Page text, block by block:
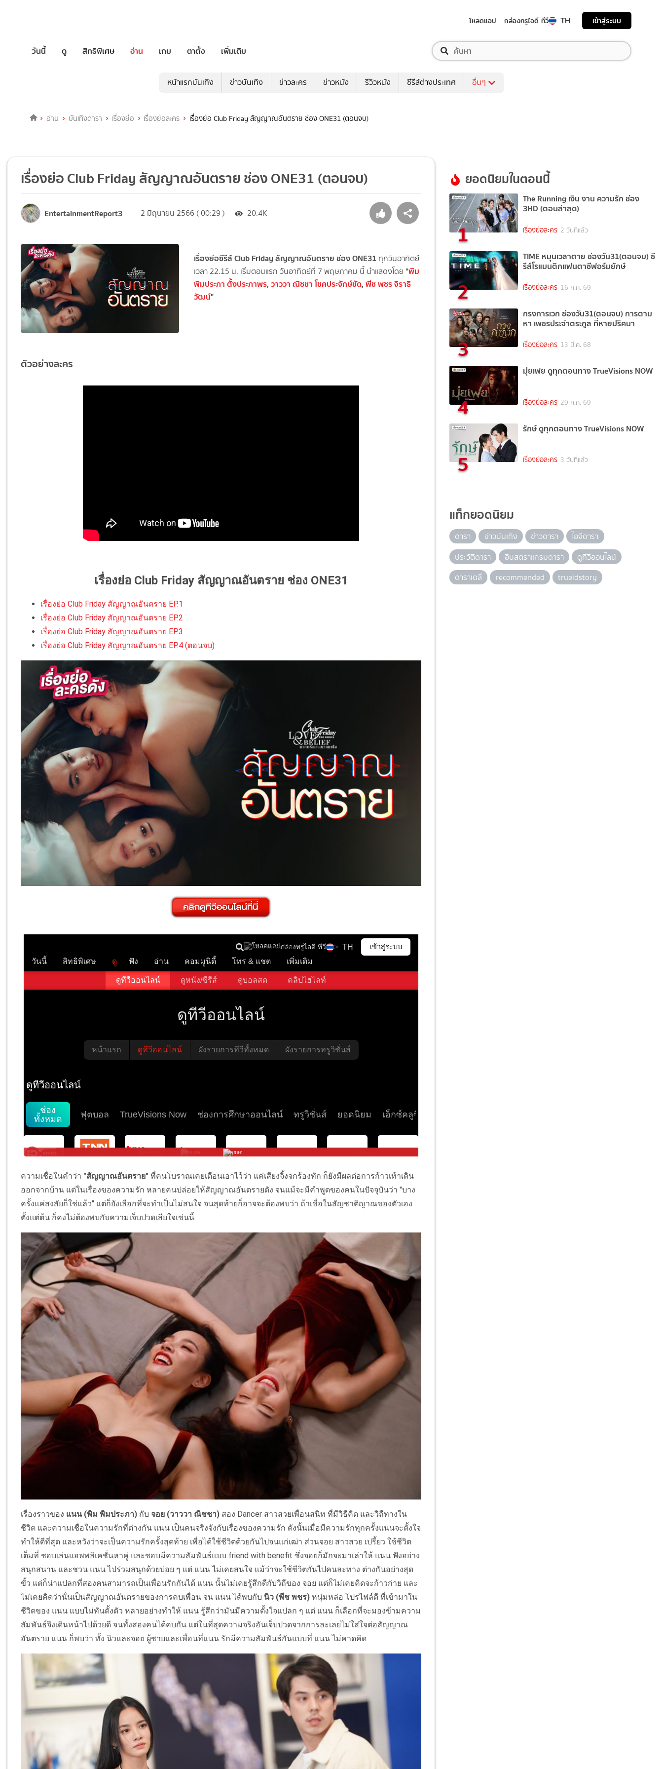
โหลดแอป กล่องทรูไอดี ทีวี TH เข้าสู่ระบบ
วันนี้ ดู สิทธิพิเศษ อ่าน เกม ตาตั้ง เพิ่มเติม
หน้าแรกบันเทิง ข่าวบันเทิง ข่าวละคร ข่าวหนัง รีวิวหนัง ซีรีส์ต่างประเทศ อื่นๆ
อ่าน บันเทิงดารา เรื่องย่อ เรื่องย่อละคร เรื่องย่อ Club Friday สัญญาณอันตราย ช่อง ONE31 (ตอนจบ)
เรื่องย่อ Club Friday สัญญาณอันตราย ช่อง ONE31 (ตอนจบ)
EntertainmentReport3 2 มิถุนายน 2566 ( 00:29 ) 20.4K
เรื่องย่อซีรีส์ Club Friday สัญญาณอันตราย ช่อง ONE31 ทุกวันอาทิตย์
เวลา 22.15 น. เริ่มตอนแรก วันอาทิตย์ที่ 7 พฤษภาคม นี้ นำแสดงโดย "พิม
พิมประภา ตั้งประภาพร,วาววา ณิชชา โชคประจักษ์ชัด,พีช พชร จิราธิ
วัฒน์"
ตัวอย่างละคร
เรื่องย่อ Club Friday สัญญาณอันตราย ช่อง ONE31
เรื่องย่อ Club Friday สัญญาณอันตราย EP.1
เรื่องย่อ Club Friday สัญญาณอันตราย EP.2
เรื่องย่อ Club Friday สัญญาณอันตราย EP.3
เรื่องย่อ Club Friday สัญญาณอันตราย EP.4 (ตอนจบ)
ความเชื่อในคำว่า "สัญญาณอันตราย"ที่คนโบราณเคยเตือนเอาไว้ว่า แค่เสียงจิ้งจกร้องทัก ก็ยังมีผลต่อการก้าวเท้าเดิน
ออกจากบ้าน แต่ในเรื่องของความรัก หลายคนปล่อยให้สัญญาณอันตรายดัง จนแม้จะมีคำพูดของคนในปัจจุบันว่า "บาง
ครั้งแค่สงสัยก็ใช่แล้ว" แต่ก็ยังเลือกที่จะทำเป็นไม่สนใจ จนสุดท้ายก็อาจจะต้องพบว่า ถ้าเชื่อในสัญชาติญาณของตัวเอง
ตั้งแต่ต้น ก็คงไม่ต้องพบกับความเจ็บปวดเสียใจเช่นนี้
เรื่องราวของ แนน (พิม พิมประภา) กับจอย (วาววา ณิชชา) สอง Dancer สาวสวยเพื่อนสนิท ที่มีวิธีคิด และวิถีทางใน
ชีวิต และความเชื่อในความรักที่ต่างกัน แนน เป็นคนจริงจังกับเรื่องของความรัก ดังนั้นเมื่อมีความรักทุกครั้งแนนจะตั้งใจ
ทำให้ดีที่สุด และหวังว่าจะเป็นความรักครั้งสุดท้าย เพื่อได้ใช้ชีวิตด้วยกันไปจนแก่เฒ่า ส่วนจอย สาวสวย เปรี้ยว ใช้ชีวิต
เต็มที่ ชอบเล่นแอพพลิเคชั่นหาคู่ และชอบมีความสัมพันธ์แบบ friend with benefit ซึ่งจอยก็มักจะมาเล่าให้ แนน ฟังอย่าง
สนุกสนาน และชวน แนน ไปร่วมสนุกด้วยบ่อย ๆ แต่ แนน ไม่เคยสนใจ แม้ว่าจะใช้ชีวิตกันไปคนละทาง ต่างกันอย่างสุด
ขั้ว แต่ก็น่าแปลกที่สองคนสามารถเป็นเพื่อนรักกันได้ แนน นั้นไม่เคยรู้สึกดีกับวิถีของ จอย แต่ก็ไม่เคยคิดจะก้าวก่าย และ
ไม่เคยคิดว่านั่นเป็นสัญญาณอันตรายของการคบเพื่อน จน แนน ได้พบกับ นิว (พีช พชร)หนุ่มหล่อ โปรไฟล์ดี ที่เข้ามาใน
ชีวิตของ แนน แบบไม่ทันตั้งตัว หลายอย่างทำให้ แนน รู้สึกว่ามันมีความตั้งใจแปลก ๆ แต่ แนน ก็เลือกที่จะมองข้ามความ
สัมพันธ์จึงเดินหน้าไปด้วยดี จนทั้งสองคนได้คบกัน แต่ในที่สุดความจริงอันเจ็บปวดจากการละเลยไม่ใส่ใจต่อสัญญาณ
อันตราย แนน ก็พบว่า ทั้ง นิวและจอย ผู้ชายและเพื่อนที่แนน รักมีความสัมพันธ์กันแบบที่ แนน ไม่คาดคิด
ยอดนิยมในตอนนี้
1
The Running เงิน งาน ความรัก ช่อง
3HD (ตอนล่าสุด)
เรื่องย่อละคร 2 วันที่แล้ว
2
TIME หมุนเวลาตาย ช่องวัน31(ตอนจบ) ซี
รีส์โรแมนติกแฟนตาซีฟอร์มยักษ์
เรื่องย่อละคร 16 ก.ค. 69
3
กรงการเวก ช่องวัน31(ตอนจบ) การตาม
หา เพชรประจำตระกูล ที่หายปริศนา
เรื่องย่อละคร 13 มี.ค. 68
4
มุ่ยเฟย ดูทุกตอนทาง TrueVisions NOW
เรื่องย่อละคร 29 ก.ค. 69
5
รักษ์ ดูทุกตอนทาง TrueVisions NOW
เรื่องย่อละคร 3 วันที่แล้ว
แท็กยอดนิยม
ดารา ข่าวบันเทิง ข่าวดารา
ไอจีดารา
ประวัติดารา
อินสตราแกรมดารา
ดูทีวีออนไลน์
ดาราเดลี่
recommended trueidstory